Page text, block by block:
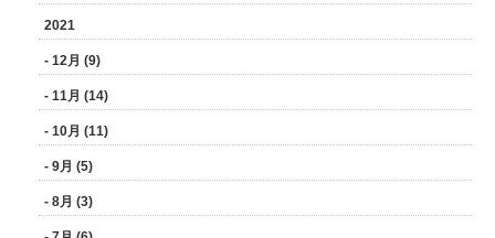
2021
- 12月 (9)
- 11月 (14)
- 10月 (11)
- 9月 (5)
- 8月 (3)